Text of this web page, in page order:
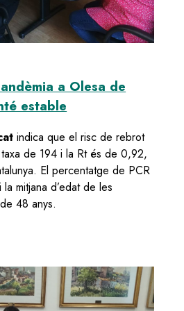
a Olesa de
estable
indica que el risc de rebrot
de 194 i la Rt és de 0,92,
El percentatge de PCR
mitjana d’edat de les
48 anys.